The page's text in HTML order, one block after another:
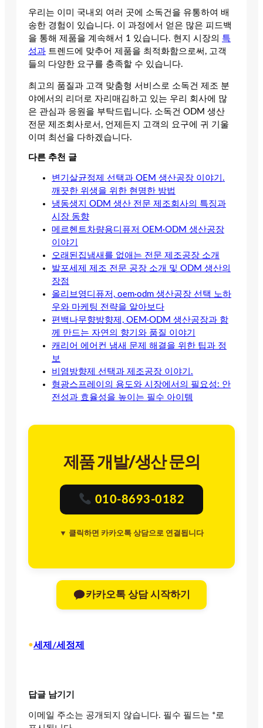
우리는 이미 국내외 여러 곳에 소독건을 유통하여 배
송한 경험이 있습니다. 이 과정에서 얻은 많은 피드백
을 통해 제품을 계속해서 1 있습니다. 현지 시장의 특
성과 트렌드에 맞추어 제품을 최적화함으로써, 고객
들의 다양한 요구를 충족할 수 있습니다.
최고의 품질과 고객 맞춤형 서비스로 소독건 제조 분
야에서의 리더로 자리매김하고 있는 우리 회사에 많
은 관심과 응원을 부탁드립니다. 소독건 ODM 생산
전문 제조회사로서, 언제든지 고객의 요구에 귀 기울
이며 최선을 다하겠습니다.
다른 추천 글
변기살균정제 선택과 OEM 생산공장 이야기.
깨끗한 위생을 위한 현명한 방법
냉동생지 ODM 생산 전문 제조회사의 특징과
시장 동향
메르헨트차량용디퓨저 OEM·ODM 생산공장
이야기
오래된집냄새를 없애는 전문 제조공장 소개
발포세제 제조 전문 공장 소개 및 ODM 생산의
장점
올리브영디퓨저, oem·odm 생산공장 선택 노하
우와 마케팅 전략을 알아보다
편백나무향방향제, OEM·ODM 생산공장과 함
께 만드는 자연의 향기와 품질 이야기
캐리어 에어컨 냄새 문제 해결을 위한 팁과 정
보
비염방향제 선택과 제조공장 이야기.
형광스프레이의 용도와 시장에서의 필요성: 안
전성과 효율성을 높이는 필수 아이템
제품 개발/생산 문의
010-8693-0182
▼ 클릭하면 카카오톡 상담으로 연결됩니다
카카오톡 상담 시작하기
•세제/세정제
답글 남기기
이메일 주소는 공개되지 않습니다. 필수 필드는 *로